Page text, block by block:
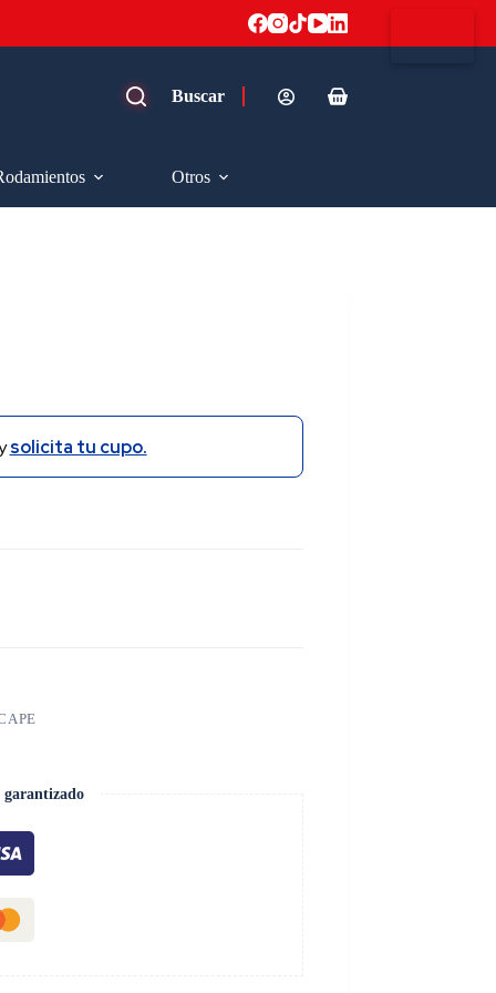
Carro
Otros
solicita tu cupo.
garantizado